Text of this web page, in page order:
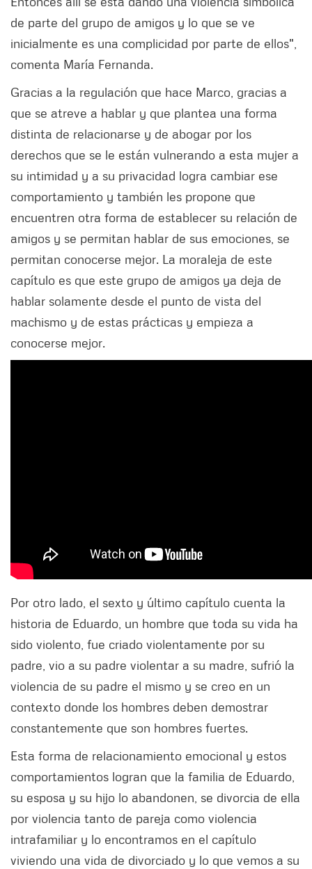
de parte del grupo de amigos y lo que se ve
inicialmente es una complicidad por parte de ellos",
comenta María Fernanda.
Gracias a la regulación que hace Marco, gracias a
que se atreve a hablar y que plantea una forma
distinta de relacionarse y de abogar por los
derechos que se le están vulnerando a esta mujer a
su intimidad y a su privacidad logra cambiar ese
comportamiento y también les propone que
encuentren otra forma de establecer su relación de
amigos y se permitan hablar de sus emociones, se
permitan conocerse mejor. La moraleja de este
capítulo es que este grupo de amigos ya deja de
hablar solamente desde el punto de vista del
machismo y de estas prácticas y empieza a
conocerse mejor.
Por otro lado, el sexto y último capítulo cuenta la
historia de Eduardo, un hombre que toda su vida ha
sido violento, fue criado violentamente por su
padre, vio a su padre violentar a su madre, sufrió la
violencia de su padre el mismo y se creo en un
contexto donde los hombres deben demostrar
constantemente que son hombres fuertes.
Esta forma de relacionamiento emocional y estos
comportamientos logran que la familia de Eduardo,
su esposa y su hijo lo abandonen, se divorcia de ella
por violencia tanto de pareja como violencia
intrafamiliar y lo encontramos en el capítulo
viviendo una vida de divorciado y lo que vemos a su